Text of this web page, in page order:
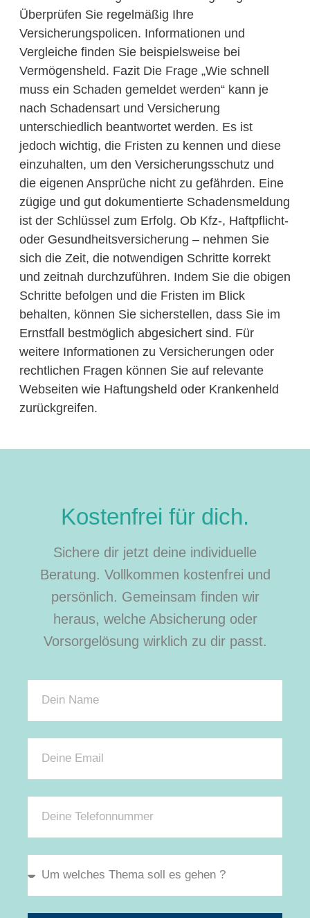
Überprüfen Sie regelmäßig Ihre
Versicherungspolicen. Informationen und
Vergleiche finden Sie beispielsweise bei
Vermögensheld. Fazit Die Frage „Wie schnell
muss ein Schaden gemeldet werden“ kann je
nach Schadensart und Versicherung
unterschiedlich beantwortet werden. Es ist
jedoch wichtig, die Fristen zu kennen und diese
einzuhalten, um den Versicherungsschutz und
die eigenen Ansprüche nicht zu gefährden. Eine
zügige und gut dokumentierte Schadensmeldung
ist der Schlüssel zum Erfolg. Ob Kfz-, Haftpflicht-
oder Gesundheitsversicherung – nehmen Sie
sich die Zeit, die notwendigen Schritte korrekt
und zeitnah durchzuführen. Indem Sie die obigen
Schritte befolgen und die Fristen im Blick
behalten, können Sie sicherstellen, dass Sie im
Ernstfall bestmöglich abgesichert sind. Für
weitere Informationen zu Versicherungen oder
rechtlichen Fragen können Sie auf relevante
Webseiten wie Haftungsheld oder Krankenheld
zurückgreifen.
Kostenfrei für dich.
Sichere dir jetzt deine individuelle
Beratung. Vollkommen kostenfrei und
persönlich. Gemeinsam finden wir
heraus, welche Absicherung oder
Vorsorgelösung wirklich zu dir passt.